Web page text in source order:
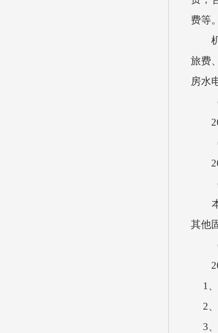
费等
机
旅费
房水
本
其他
1、
2、
3、